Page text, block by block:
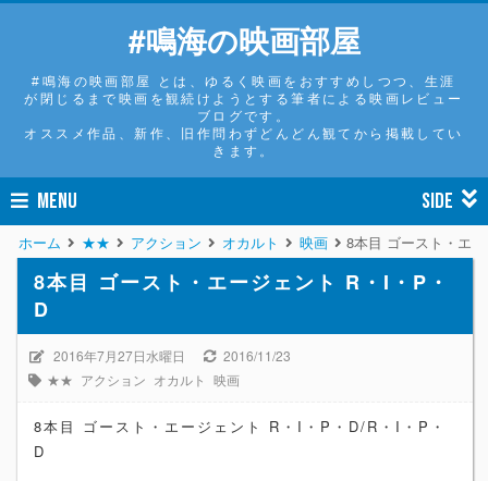
#鳴海の映画部屋
#鳴海の映画部屋 とは、ゆるく映画をおすすめしつつ、生涯
が閉じるまで映画を観続けようとする筆者による映画レビュー
ブログです。
オススメ作品、新作、旧作問わずどんどん観てから掲載してい
きます。
MENU SIDE
ホーム ★★ アクション オカルト 映画 8本目 ゴースト・エ
8本目 ゴースト・エージェント R・I・P・
D
2016年7月27日水曜日
2016/11/23
★★ アクション オカルト 映画
8本目 ゴースト・エージェント R・I・P・D/R・I・P・
D